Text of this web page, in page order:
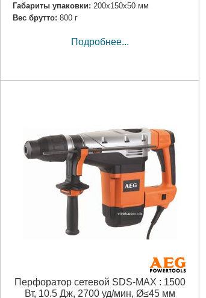
Габариты упаковки: 200x150x50 мм
Вес брутто: 800 г
Подробнее...
Перфоратор сетевой SDS-MAX : 1500
Вт, 10.5 Дж, 2700 уд/мин, Ø≤45 мм